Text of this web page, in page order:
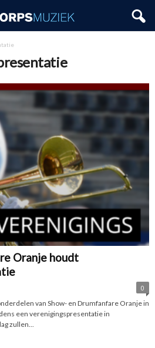
Oranje houdt
0
van Show- en Drumfanfare Oranje in
een verenigingspresentatie in
zullen...